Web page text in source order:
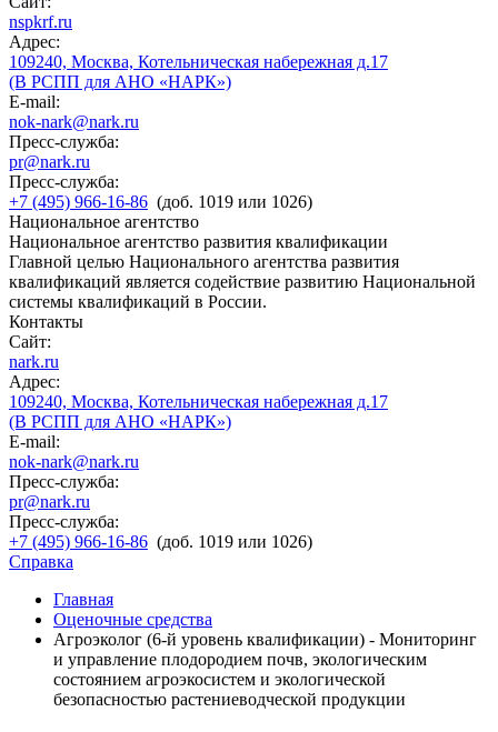
nspkrf.ru
Адрес:
109240, Москва, Котельническая набережная д.17
(В РСПП для АНО «НАРК»)
E-mail:
nok-nark@nark.ru
Пресс-служба:
pr@nark.ru
Пресс-служба:
+7 (495) 966-16-86 (доб. 1019 или 1026)
Национальное агентство
Национальное агентство развития квалификации
Главной целью Национального агентства развития
квалификаций является содействие развитию Национальной
системы квалификаций в России.
Контакты
Сайт:
nark.ru
Адрес:
109240, Москва, Котельническая набережная д.17
(В РСПП для АНО «НАРК»)
E-mail:
nok-nark@nark.ru
Пресс-служба:
pr@nark.ru
Пресс-служба:
+7 (495) 966-16-86 (доб. 1019 или 1026)
Справка
Главная
Оценочные средства
Агроэколог (6-й уровень квалификации) - Мониторинг
и управление плодородием почв, экологическим
состоянием агроэкосистем и экологической
безопасностью растениеводческой продукции